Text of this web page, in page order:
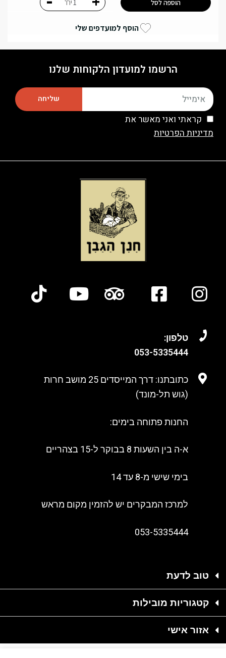
הוספה לסל
הוסף למועדפים שלי
הרשמו למועדון הלקוחות שלנו
קראתי ואני מאשר את
מדיניות הפרטיות
שליחה
טלפון:
053-5335444
כתובתנו: דרך המייסדים 25 מושב חרות
(גוש תל-מונד)
החנות פתוחה בימים:
א-ה בין השעות 8 בבוקר ל-15 בצהריים
בימי שישי מ-8 עד 14
למרכז המבקרים יש להזמין מקום מראש
053-5335444
טוב לדעת
קטגוריות מובילות
אזור אישי